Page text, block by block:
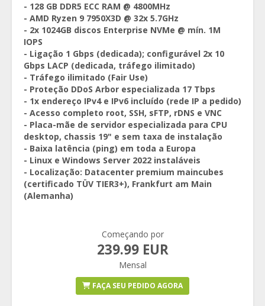
- 128 GB DDR5 ECC RAM @ 4800MHz
- AMD Ryzen 9 7950X3D @ 32x 5.7GHz
- 2x 1024GB discos Enterprise NVMe @ mín. 1M
IOPS
- Ligação 1 Gbps (dedicada); configurável 2x 10
Gbps LACP (dedicada, tráfego ilimitado)
- Tráfego ilimitado (Fair Use)
- Proteção DDoS Arbor especializada 17 Tbps
- 1x endereço IPv4 e IPv6 incluído (rede IP a pedido)
- Acesso completo root, SSH, sFTP, rDNS e VNC
- Placa-mãe de servidor especializada para CPU
desktop, chassis 19" e sem taxa de instalação
- Baixa latência (ping) em toda a Europa
- Linux e Windows Server 2022 instaláveis
- Localização: Datacenter premium maincubes
(certificado TÜV TIER3+), Frankfurt am Main
(Alemanha)
Começando por
239.99 EUR
Mensal
FAÇA SEU PEDIDO AGORA